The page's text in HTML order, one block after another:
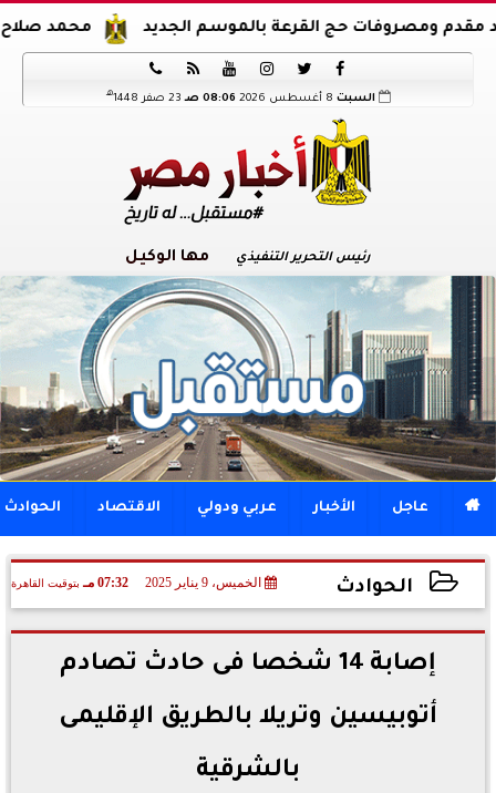
محمد صلاح يوقع عقود حج القرعة بالموسم الجديد






السبت 08:06 صـ 23 صفر 1448 هـ
رئيس التحرير التنفيذي مها الوكيل
 عاجل الأخبار عربي ودولي الاقتصاد الحوادث
الحوادث الخميس، 9 يناير 2025 07:32 مـ بتوقيت القاهرة
2025-01-09 19:32:53
إصابة 14 شخصا فى حادث تصادم
أتوبيسين وتريلا بالطريق الإقليمى
بالشرقية